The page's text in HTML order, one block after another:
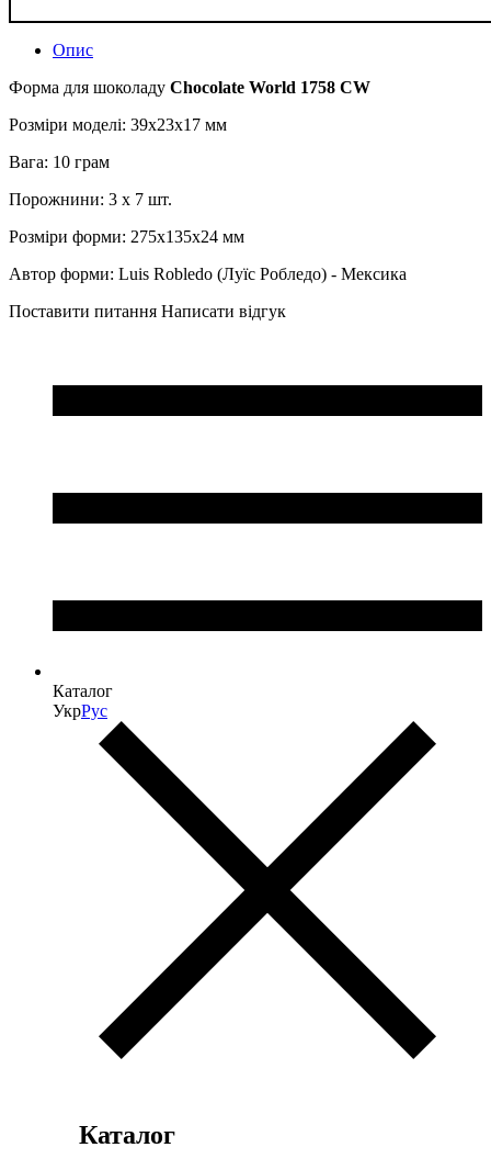
Опис
Форма для шоколаду Chocolate World 1758 CW
Розміри моделі: 39x23x17 мм
Вага: 10 грам
Порожнини: 3 x 7 шт.
Розміри форми: 275x135x24 мм
Автор форми: Luis Robledo (Луїс Робледо) - Мексика
Поставити питання Написати відгук
Каталог
УкрРус
Каталог